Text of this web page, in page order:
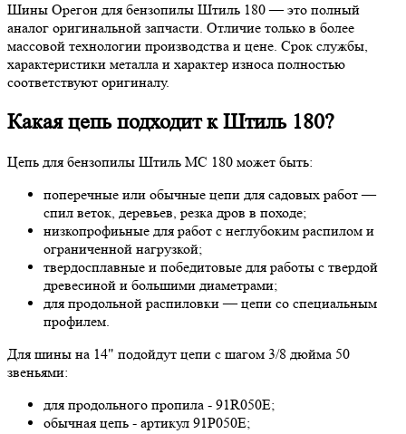
Шины Орегон для бензопилы Штиль 180 — это полный
аналог оригинальной запчасти. Отличие только в более
массовой технологии производства и цене. Срок службы,
характеристики металла и характер износа полностью
соответствуют оригиналу.
Какая цепь подходит к Штиль 180?
Цепь для бензопилы Штиль МС 180 может быть:
поперечные или обычные цепи для садовых работ —
спил веток, деревьев, резка дров в походе;
низкопрофиьные для работ с неглубоким распилом и
ограниченной нагрузкой;
твердосплавные и победитовые для работы с твердой
древесиной и большими диаметрами;
для продольной распиловки — цепи со специальным
профилем.
Для шины на 14" подойдут цепи с шагом 3/8 дюйма 50
звеньями:
для продольного пропила - 91R050E;
обычная цепь - артикул 91P050E;